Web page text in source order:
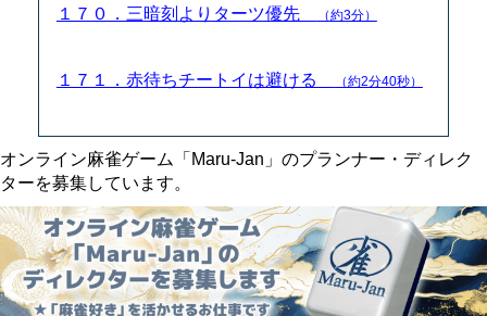
１７０．三暗刻よりターツ優先 （約3分）
１７１．赤待ちチートイは避ける （約2分40秒）
オンライン麻雀ゲーム「Maru-Jan」のプランナー・ディレク
ターを募集しています。